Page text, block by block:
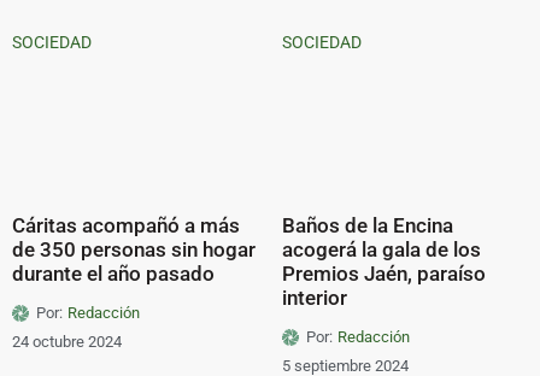
SOCIEDAD
Cáritas acompañó a más
de 350 personas sin hogar
durante el año pasado
Por: Redacción
24 octubre 2024
SOCIEDAD
Baños de la Encina
acogerá la gala de los
Premios Jaén, paraíso
interior
Por: Redacción
5 septiembre 2024